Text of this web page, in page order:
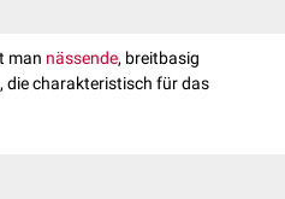
man nässende, breitbasig
die charakteristisch für das